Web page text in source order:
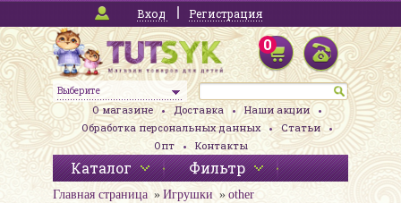
Вход Регистрация
Выберите
0
О магазине Доставка
Наши акции
Обработка персональных данных
Статьи
Опт
Контакты
Каталог Фильтр
Главная страница Игрушки other